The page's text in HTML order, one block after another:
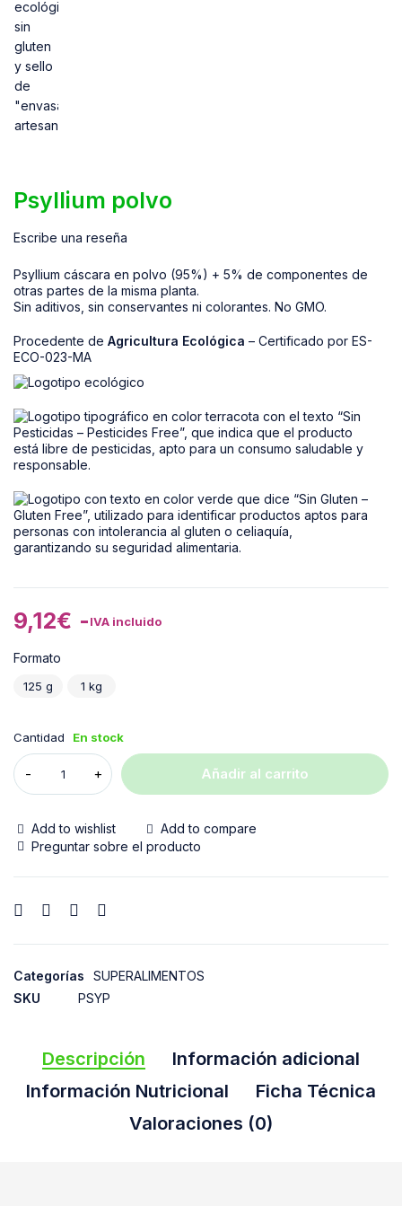
Psyllium polvo
Escribe una reseña
Psyllium cáscara en polvo (95%) + 5% de componentes de
otras partes de la misma planta.
Sin aditivos, sin conservantes ni colorantes. No GMO.
Procedente de Agricultura Ecológica – Certificado por ES-
ECO-023-MA
9,12€ -IVA incluido
Formato
125 g 1 kg
Cantidad En stock
Añadir al carrito
Add to wishlist
Add to compare
Preguntar sobre el producto
Categorías
SUPERALIMENTOS
SKU
PSYP
Descripción
Información adicional
Información Nutricional
Ficha Técnica
Valoraciones (0)